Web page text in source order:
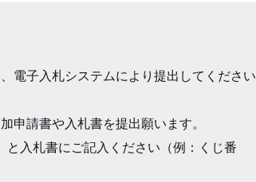
電子入札システムにより提出してください
申請書や入札書を提出願います。
と入札書にご記入ください（例：くじ番